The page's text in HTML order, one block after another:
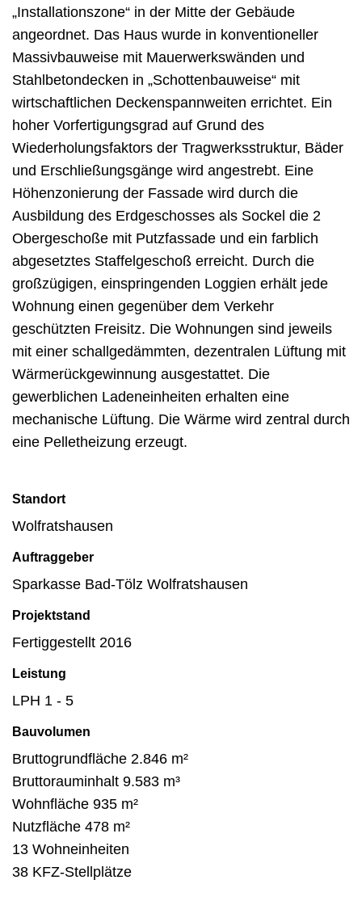
„Installationszone“ in der Mitte der Gebäude
angeordnet. Das Haus wurde in konventioneller
Massivbauweise mit Mauerwerkswänden und
Stahlbetondecken in „Schottenbauweise“ mit
wirtschaftlichen Deckenspannweiten errichtet. Ein
hoher Vorfertigungsgrad auf Grund des
Wiederholungsfaktors der Tragwerksstruktur, Bäder
und Erschließungsgänge wird angestrebt. Eine
Höhenzonierung der Fassade wird durch die
Ausbildung des Erdgeschosses als Sockel die 2
Obergeschoße mit Putzfassade und ein farblich
abgesetztes Staffelgeschoß erreicht. Durch die
großzügigen, einspringenden Loggien erhält jede
Wohnung einen gegenüber dem Verkehr
geschützten Freisitz. Die Wohnungen sind jeweils
mit einer schallgedämmten, dezentralen Lüftung mit
Wärmerückgewinnung ausgestattet. Die
gewerblichen Ladeneinheiten erhalten eine
mechanische Lüftung. Die Wärme wird zentral durch
eine Pelletheizung erzeugt.
Standort
Wolfratshausen
Auftraggeber
Sparkasse Bad-Tölz Wolfratshausen
Projektstand
Fertiggestellt 2016
Leistung
LPH 1 - 5
Bauvolumen
Bruttogrundfläche 2.846 m²
Bruttorauminhalt 9.583 m³
Wohnfläche 935 m²
Nutzfläche 478 m²
13 Wohneinheiten
38 KFZ-Stellplätze